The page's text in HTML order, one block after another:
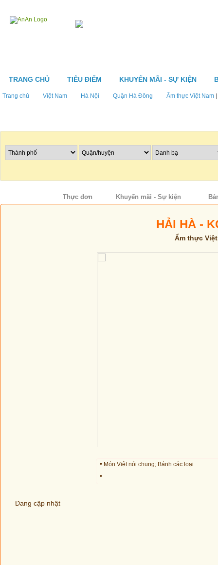
TRANG CHỦ TIÊU ĐIỂM KHUYẾN MÃI - SỰ KIỆN
Trang chủ Việt Nam Hà Nội Quận Hà Đông Ẩm thực Việt Nam
Thực đơn Khuyến mãi - Sự kiện
HẢI HÀ -
Ẩm thực
• Món Việt nói chung; Bánh các loại
•
Đang cập nhật